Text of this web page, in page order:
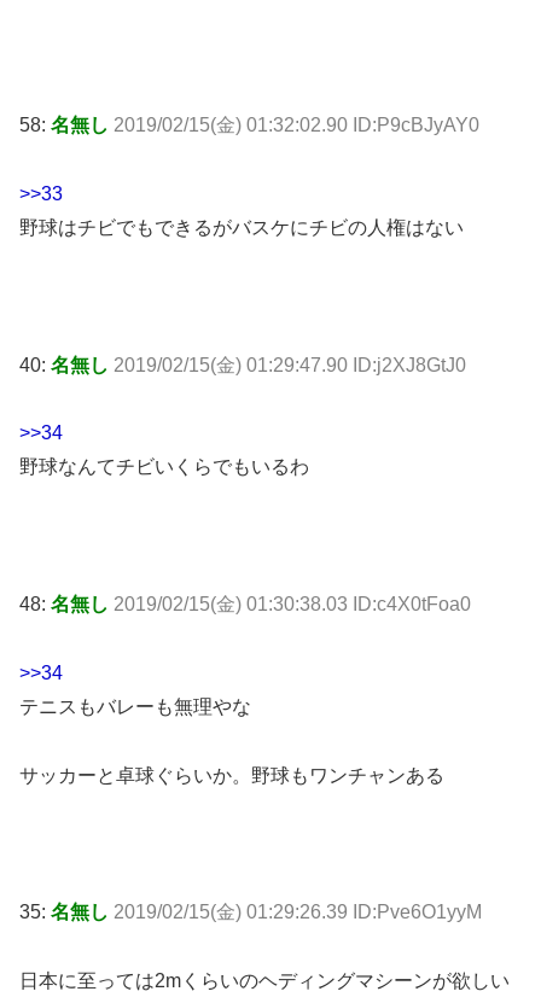
58: 名無し 2019/02/15(金) 01:32:02.90 ID:P9cBJyAY0
>>33
野球はチビでもできるがバスケにチビの人権はない
40: 名無し 2019/02/15(金) 01:29:47.90 ID:j2XJ8GtJ0
>>34
野球なんてチビいくらでもいるわ
48: 名無し 2019/02/15(金) 01:30:38.03 ID:c4X0tFoa0
>>34
テニスもバレーも無理やな
サッカーと卓球ぐらいか。野球もワンチャンある
35: 名無し 2019/02/15(金) 01:29:26.39 ID:Pve6O1yyM
日本に至っては2mくらいのヘディングマシーンが欲しい